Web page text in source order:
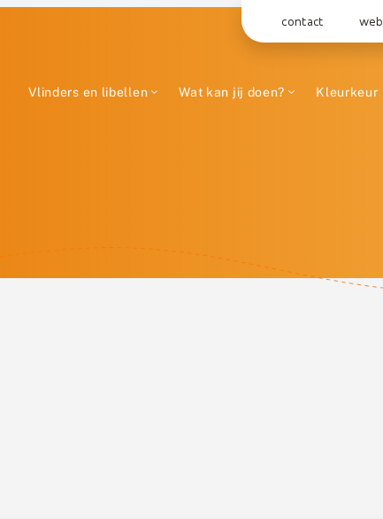
contact
Vlinders en libellen Wat kan jij doen? Kleurkeur